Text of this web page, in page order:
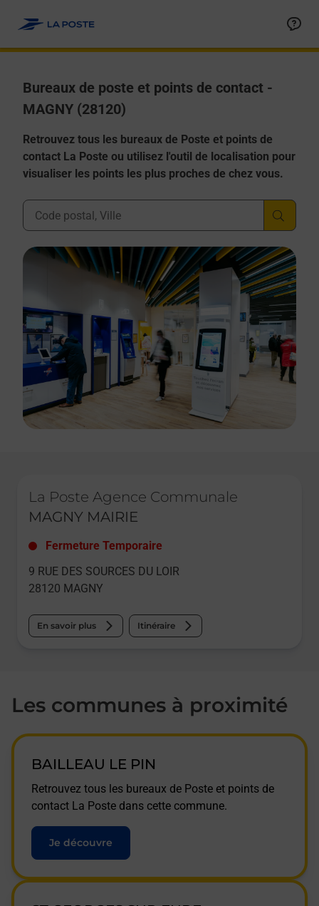
Bureaux de poste et points de contact -
MAGNY (28120)
Retrouvez tous les bureaux de Poste et points de
contact La Poste ou utilisez l'outil de localisation pour
visualiser les points les plus proches de chez vous.
Ville, Département, Code Postal
La Poste Agence Communale
MAGNY MAIRIE
Fermeture Temporaire
9 RUE DES SOURCES DU LOIR
28120 MAGNY
En savoir plus Itinéraire
Les communes à proximité
BAILLEAU LE PIN
Retrouvez tous les bureaux de Poste et points de
contact La Poste dans cette commune.
Je découvre